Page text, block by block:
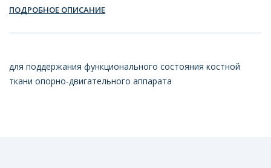
ПОДРОБНОЕ ОПИСАНИЕ
для поддержания функционального состояния костной
ткани опорно-двигательного аппарата